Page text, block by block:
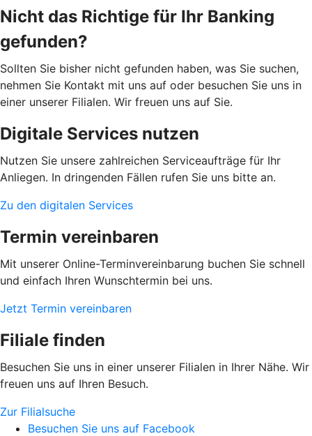
Nicht das Richtige für Ihr Banking
gefunden?
Sollten Sie bisher nicht gefunden haben, was Sie suchen,
nehmen Sie Kontakt mit uns auf oder besuchen Sie uns in
einer unserer Filialen. Wir freuen uns auf Sie.
Digitale Services nutzen
Nutzen Sie unsere zahlreichen Serviceaufträge für Ihr
Anliegen. In dringenden Fällen rufen Sie uns bitte an.
Zu den digitalen Services
Termin vereinbaren
Mit unserer Online-Terminvereinbarung buchen Sie schnell
und einfach Ihren Wunschtermin bei uns.
Jetzt Termin vereinbaren
Filiale finden
Besuchen Sie uns in einer unserer Filialen in Ihrer Nähe. Wir
freuen uns auf Ihren Besuch.
Zur Filialsuche
Besuchen Sie uns auf Facebook